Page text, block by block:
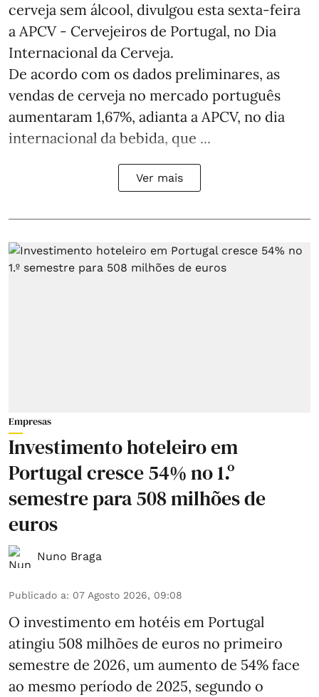
cerveja sem álcool, divulgou esta sexta-feira
a APCV - Cervejeiros de Portugal, no Dia
Internacional da Cerveja.
De acordo com os dados preliminares, as
vendas de cerveja no mercado português
aumentaram 1,67%, adianta a APCV, no dia
internacional da bebida, que ...
Ver mais
Empresas
Investimento hoteleiro em
Portugal cresce 54% no 1.º
semestre para 508 milhões de
euros
Nuno Braga
Publicado a: 07 Agosto 2026, 09:08
O investimento em hotéis em Portugal
atingiu 508 milhões de euros no primeiro
semestre de 2026, um aumento de 54% face
ao mesmo período de 2025, segundo o